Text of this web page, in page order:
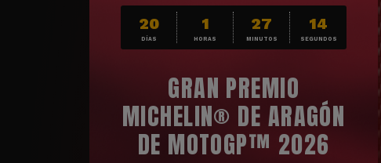
20
DÍAS
1
HORAS
27
MINUTOS
12
SEGUNDOS
GRAN PREMIO
MICHELIN® DE ARAGÓN
DE MOTOGP™ 2026